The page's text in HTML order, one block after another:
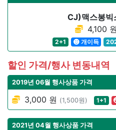
CJ)맥스봉
4,100 원
2+1
개이득
할인 가격/행사 변동내역
2019년 06월 행사상품 가격
3,000 원 (1,500원) 1+1
2021년 04월 행사상품 가격